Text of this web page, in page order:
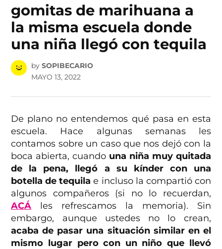
gomitas de marihuana a
la misma escuela donde
una niña llegó con tequila
by SOPIBECARIO
MAYO 13, 2022
De plano no entendemos qué pasa en esta
escuela. Hace algunas semanas les
contamos sobre un caso que nos dejó con la
boca abierta, cuando una niña muy quitada
de la pena, llegó a su kínder con una
botella de tequila e incluso la compartió con
algunos compañeros (si no lo recuerdan,
ACÁ les refrescamos la memoria). Sin
embargo, aunque ustedes no lo crean,
acaba de pasar una situación similar en el
mismo lugar pero con un niño que llevó